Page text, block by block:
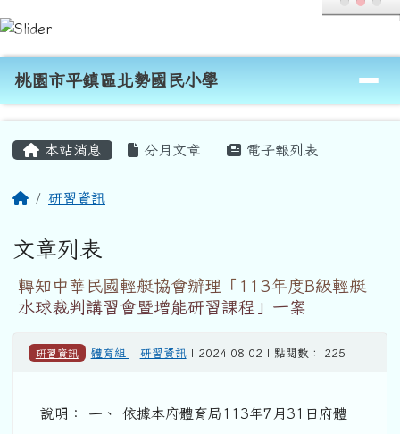
跳至主內容區
桃園市平鎮區北勢國民小學
導覽列
桃園市平鎮區北勢國民小學
本站消息 分月文章 電子報列表
回首頁研習資訊
文章列表
轉知中華民國輕艇協會辦理「113年度B級輕艇
水球裁判講習會暨增能研習課程」一案
研習資訊 體育組 - 研習資訊| 2024-08-02 | 點閱數： 225
說明： 一、 依據本府體育局113年7月31日府體